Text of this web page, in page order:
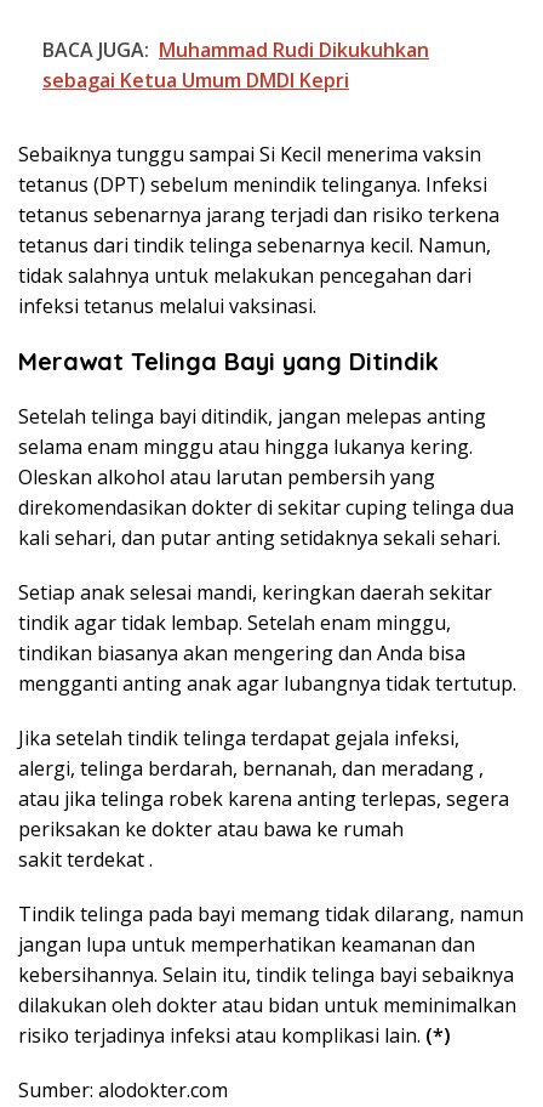
BACA JUGA: Muhammad Rudi Dikukuhkan
sebagai Ketua Umum DMDI Kepri
Sebaiknya tunggu sampai Si Kecil menerima vaksin
tetanus (DPT) sebelum menindik telinganya. Infeksi
tetanus sebenarnya jarang terjadi dan risiko terkena
tetanus dari tindik telinga sebenarnya kecil. Namun,
tidak salahnya untuk melakukan pencegahan dari
infeksi tetanus melalui vaksinasi.
Merawat Telinga Bayi yang Ditindik
Setelah telinga bayi ditindik, jangan melepas anting
selama enam minggu atau hingga lukanya kering.
Oleskan alkohol atau larutan pembersih yang
direkomendasikan dokter di sekitar cuping telinga dua
kali sehari, dan putar anting setidaknya sekali sehari.
Setiap anak selesai mandi, keringkan daerah sekitar
tindik agar tidak lembap. Setelah enam minggu,
tindikan biasanya akan mengering dan Anda bisa
mengganti anting anak agar lubangnya tidak tertutup.
Jika setelah tindik telinga terdapat gejala infeksi,
alergi, telinga berdarah, bernanah, dan meradang ,
atau jika telinga robek karena anting terlepas, segera
periksakan ke dokter atau bawa ke rumah
sakit terdekat .
Tindik telinga pada bayi memang tidak dilarang, namun
jangan lupa untuk memperhatikan keamanan dan
kebersihannya. Selain itu, tindik telinga bayi sebaiknya
dilakukan oleh dokter atau bidan untuk meminimalkan
risiko terjadinya infeksi atau komplikasi lain. (*)
Sumber: alodokter.com